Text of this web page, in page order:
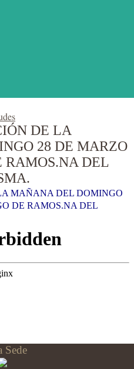
DE LA
28 DE MARZO
RAMOS.NA DEL
MAÑANA DEL DOMINGO
DE RAMOS.NA DEL
Sede